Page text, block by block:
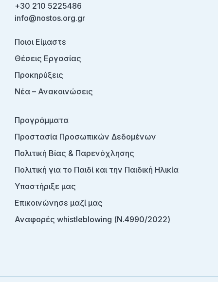
+30 210 5225486
info@nostos.org.gr
Ποιοι Είμαστε
Θέσεις Εργασίας
Προκηρύξεις
Νέα – Ανακοινώσεις
Προγράμματα
Προστασία Προσωπικών Δεδομένων
Πολιτική Βίας & Παρενόχλησης
Πολιτική για το Παιδί και την Παιδική Ηλικία
Υποστήριξε μας
Επικοινώνησε μαζί μας
Αναφορές whistleblowing (Ν.4990/2022)